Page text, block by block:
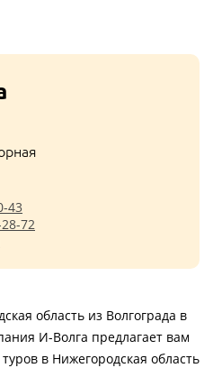
43
72
область из Волгограда в
И-Волга предлагает вам
в Нижегородская область